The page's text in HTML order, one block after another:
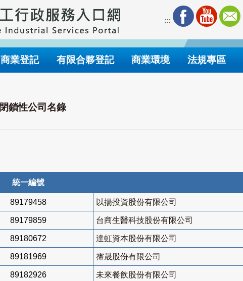
:::
商業登記 有限合夥登記 商業環境 法規專區
閉鎖性公司名錄
統一編號
89179458 以揚投資股份有限公司
89179859 台商生醫科技股份有限公司
89180672 達虹資本股份有限公司
89181969 霈晟股份有限公司
89182926 未來餐飲股份有限公司